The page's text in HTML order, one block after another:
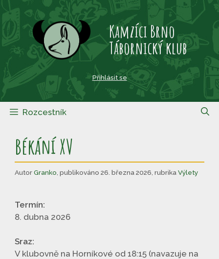
Přeskočit
obsah
Kamzíci Brno
Tábornický klub
Přihlásit se
Rozcestník
Békání XV
AutorGranko publikováno 26. března 2026 rubrika Výlety
Termín:
8. dubna 2026
Sraz:
V klubovně na Horníkové od 18:15 (navazuje na